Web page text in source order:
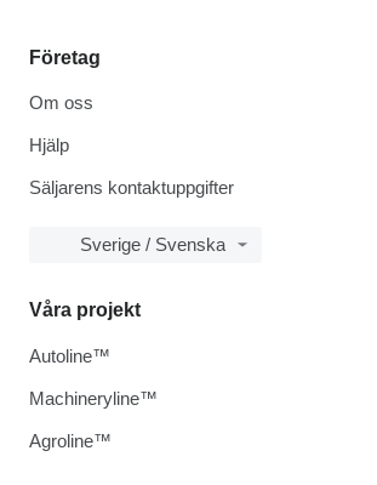
Företag
Om oss
Hjälp
Säljarens kontaktuppgifter
Sverige / Svenska
Våra projekt
Autoline™
Machineryline™
Agroline™